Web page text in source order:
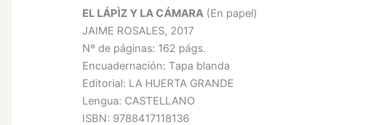
EL LÁPÌZ Y LA CÁMARA (En papel)
JAIME ROSALES, 2017
Nº de páginas: 162 págs.
Encuadernación: Tapa blanda
Editorial: LA HUERTA GRANDE
Lengua: CASTELLANO
ISBN: 9788417118136